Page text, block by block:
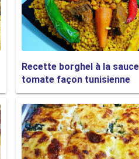
Recette borghel à la sauce
tomate façon tunisienne